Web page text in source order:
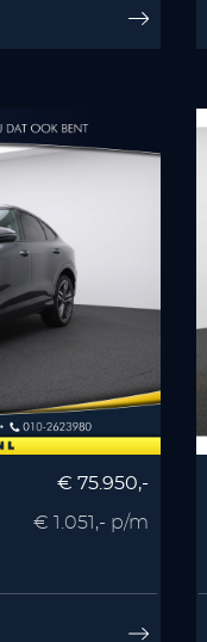
€ 75.950,-
€ 1.051,- p/m